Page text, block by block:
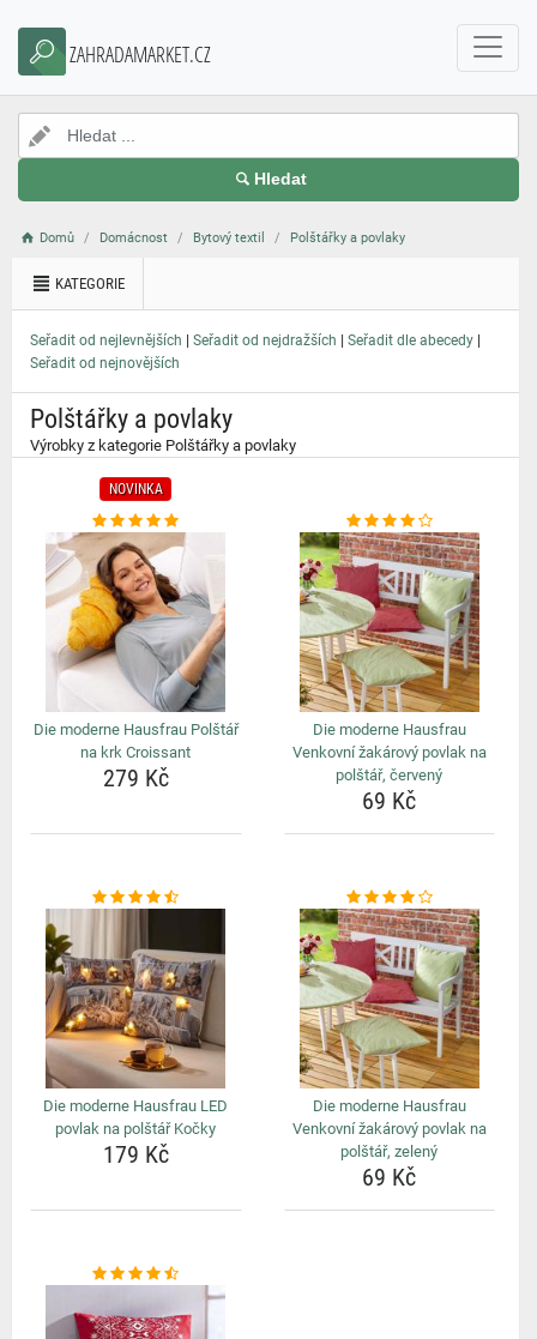
ZAHRADAMARKET.CZ
Hledat
Domů Domácnost Bytový textil Polštářky a povlaky
KATEGORIE
Seřadit od nejlevnějších | Seřadit od nejdražších | Seřadit dle abecedy |
Seřadit od nejnovějších
Polštářky a povlaky
Výrobky z kategorie Polštářky a povlaky
NOVINKA
Die moderne Hausfrau Polštář
na krk Croissant
279 Kč
Die moderne Hausfrau
Venkovní žakárový povlak na
polštář, červený
69 Kč
Die moderne Hausfrau LED
povlak na polštář Kočky
179 Kč
Die moderne Hausfrau
Venkovní žakárový povlak na
polštář, zelený
69 Kč